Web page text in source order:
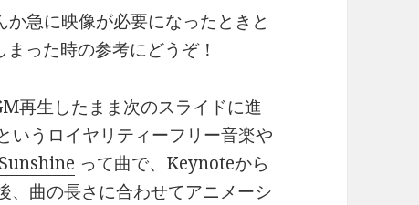
急に映像が必要になったときと
った時の参考にどうぞ！
再生したまま次のスライドに進
うロイヤリティーフリー音楽や
って曲で、Keynoteから
曲の長さに合わせてアニメーシ